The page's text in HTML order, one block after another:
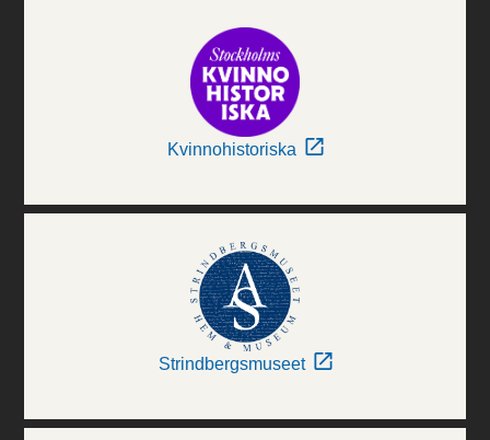
Kvinnohistoriska
Strindbergsmuseet